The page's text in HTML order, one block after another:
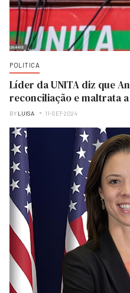
POLITICA
Líder da UNITA diz que
reconciliação e maltrata
BY LUISA 11-SET-2024